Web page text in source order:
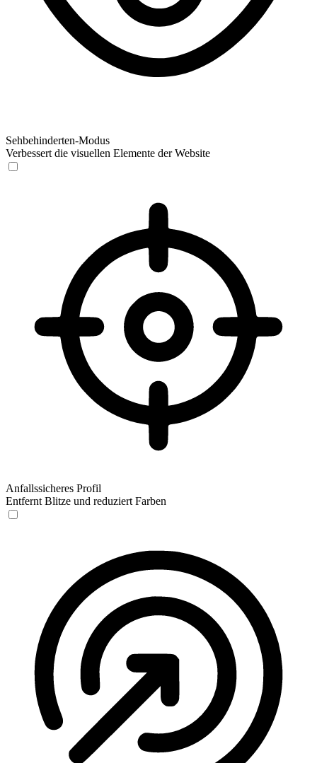
Sehbehinderten-Modus
Verbessert die visuellen Elemente der Website
Anfallssicheres Profil
Entfernt Blitze und reduziert Farben